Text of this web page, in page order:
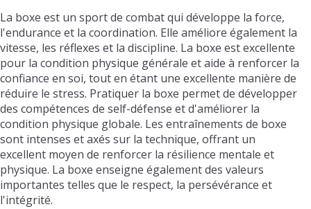
La boxe est un sport de combat qui développe la force,
l'endurance et la coordination. Elle améliore également la
vitesse, les réflexes et la discipline. La boxe est excellente
pour la condition physique générale et aide à renforcer la
confiance en soi, tout en étant une excellente manière de
réduire le stress. Pratiquer la boxe permet de développer
des compétences de self-défense et d'améliorer la
condition physique globale. Les entraînements de boxe
sont intenses et axés sur la technique, offrant un
excellent moyen de renforcer la résilience mentale et
physique. La boxe enseigne également des valeurs
importantes telles que le respect, la persévérance et
l'intégrité.